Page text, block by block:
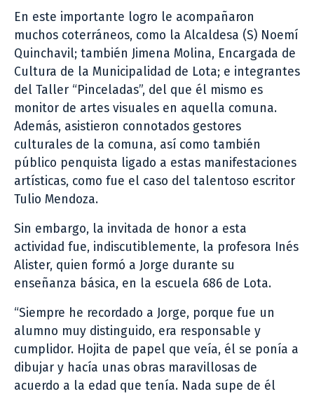
En este importante logro le acompañaron
muchos coterráneos, como la Alcaldesa (S) Noemí
Quinchavil; también Jimena Molina, Encargada de
Cultura de la Municipalidad de Lota; e integrantes
del Taller “Pinceladas”, del que él mismo es
monitor de artes visuales en aquella comuna.
Además, asistieron connotados gestores
culturales de la comuna, así como también
público penquista ligado a estas manifestaciones
artísticas, como fue el caso del talentoso escritor
Tulio Mendoza.
Sin embargo, la invitada de honor a esta
actividad fue, indiscutiblemente, la profesora Inés
Alister, quien formó a Jorge durante su
enseñanza básica, en la escuela 686 de Lota.
“Siempre he recordado a Jorge, porque fue un
alumno muy distinguido, era responsable y
cumplidor. Hojita de papel que veía, él se ponía a
dibujar y hacía unas obras maravillosas de
acuerdo a la edad que tenía. Nada supe de él